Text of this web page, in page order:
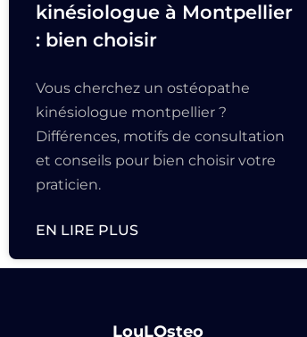
kinésiologue à Montpellier
: bien choisir
Vous cherchez un ostéopathe
kinésiologue montpellier ?
Différences, motifs de consultation
et conseils pour bien choisir votre
praticien.
EN LIRE PLUS
LouLOsteo